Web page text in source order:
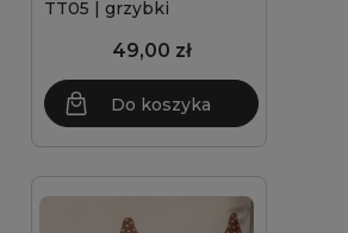
TT05 | grzybki
49,00 zł
Do koszyka